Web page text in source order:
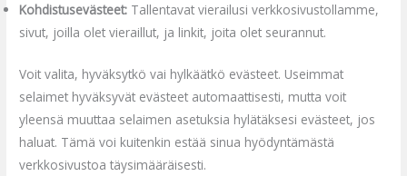
Kohdistusevästeet: Tallentavat vierailusi verkkosivustollamme,
sivut, joilla olet vieraillut, ja linkit, joita olet seurannut.
Voit valita, hyväksytkö vai hylkäätkö evästeet. Useimmat
selaimet hyväksyvät evästeet automaattisesti, mutta voit
yleensä muuttaa selaimen asetuksia hylätäksesi evästeet, jos
haluat. Tämä voi kuitenkin estää sinua hyödyntämästä
verkkosivustoa täysimääräisesti.